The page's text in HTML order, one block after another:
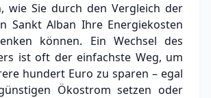
in Sankt Alban
in der Nähe von Sankt Alban
wie Sie durch den Vergleich der
Sankt Alban Ihre Energiekosten
können. Ein Wechsel des
ist oft der einfachste Weg, um
hundert Euro zu sparen – egal
Ökostrom setzen oder